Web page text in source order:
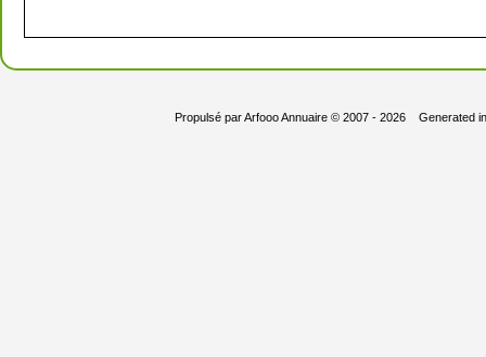
Propulsé parArfooo Annuaire© 2007 - 2026 Generated